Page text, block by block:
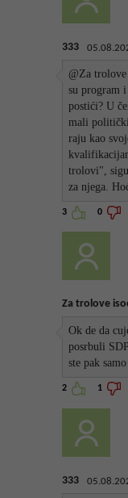
333
@Za
su program
postići? U
mali
raju kao
trolovi",
za njega.
3 0
Za trolove
Ok de da
posrbuli
ste pak
2 1
333